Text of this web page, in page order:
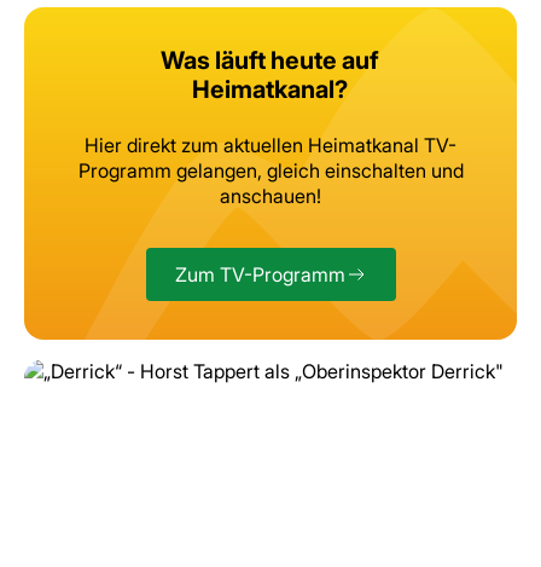
Was läuft heute auf
Heimatkanal?
Hier direkt zum aktuellen Heimatkanal TV-
Programm gelangen, gleich einschalten und
anschauen!
Zum TV-Programm